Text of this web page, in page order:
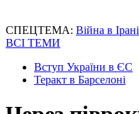
СПЕЦТЕМА: Війна в Ірані
ВСІ ТЕМИ
Вступ України в ЄС
Теракт в Барселоні